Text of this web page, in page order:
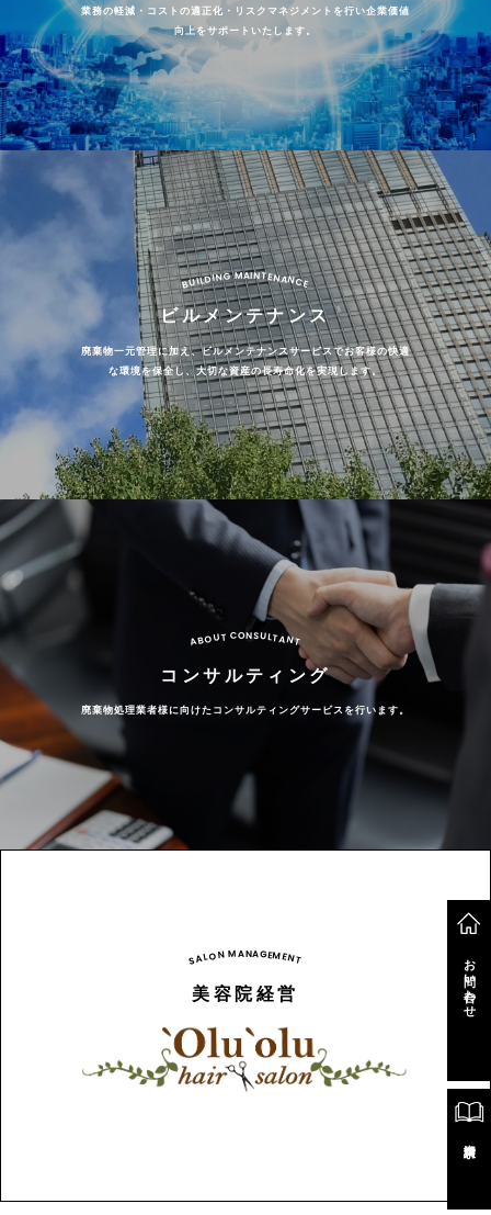
業務の軽減・コストの適正化・リスクマネジメントを行い企業価値
向上をサポートいたします。
BUILDINGMAINTENANCE
ビルメンテナンス
廃棄物一元管理に加え、ビルメンテナンスサービスでお客様の快適
な環境を保全し、大切な資産の長寿命化を実現します。
ABOUT CONSULTANT
コンサルティング
廃棄物処理業者様に向けたコンサルティングサービスを行います。
SALON MANAGEMENT
美容院経営 お問い合わせ